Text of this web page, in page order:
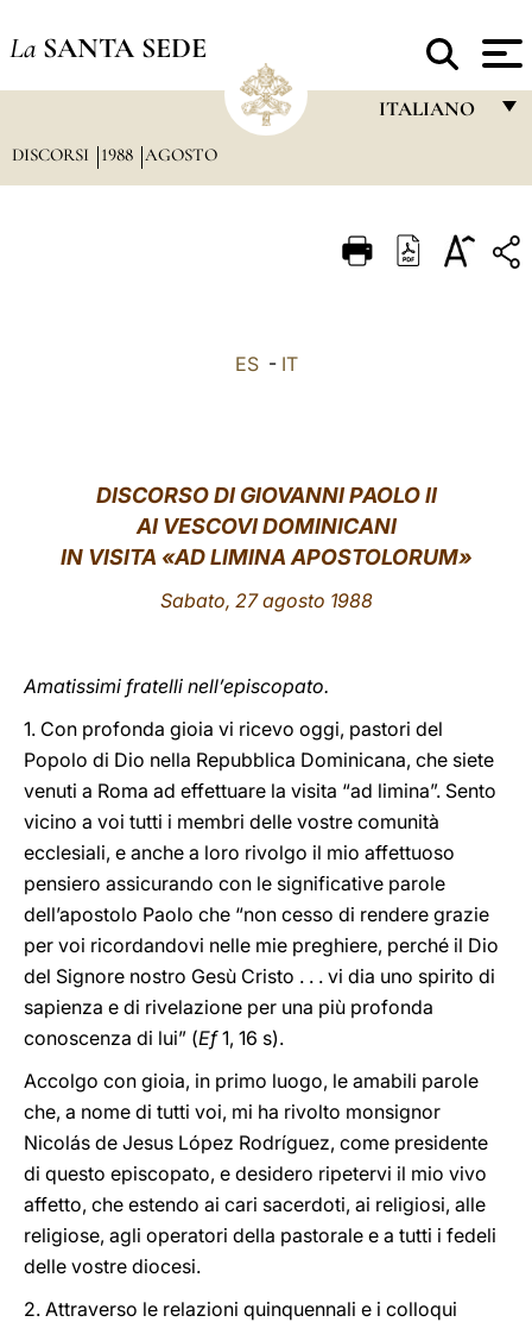
La SANTA SEDE
ITALIANO
ITALIANO
中文
LATINE
DISCORSI 1988 AGOSTO
ES- IT
DISCORSO DI GIOVANNI PAOLO II
AI VESCOVI DOMINICANI
IN VISITA «AD LIMINA APOSTOLORUM»
Sabato, 27 agosto 1988
Amatissimi fratelli nell’episcopato.
1. Con profonda gioia vi ricevo oggi, pastori del
Popolo di Dio nella Repubblica Dominicana, che siete
venuti a Roma ad effettuare la visita “ad limina”. Sento
vicino a voi tutti i membri delle vostre comunità
ecclesiali, e anche a loro rivolgo il mio affettuoso
pensiero assicurando con le significative parole
dell’apostolo Paolo che “non cesso di rendere grazie
per voi ricordandovi nelle mie preghiere, perché il Dio
del Signore nostro Gesù Cristo . . . vi dia uno spirito di
sapienza e di rivelazione per una più profonda
conoscenza di lui” (Ef1, 16 s).
Accolgo con gioia, in primo luogo, le amabili parole
che, a nome di tutti voi, mi ha rivolto monsignor
Nicolás de Jesus López Rodríguez, come presidente
di questo episcopato, e desidero ripetervi il mio vivo
affetto, che estendo ai cari sacerdoti, ai religiosi, alle
religiose, agli operatori della pastorale e a tutti i fedeli
delle vostre diocesi.
2. Attraverso le relazioni quinquennali e i colloqui